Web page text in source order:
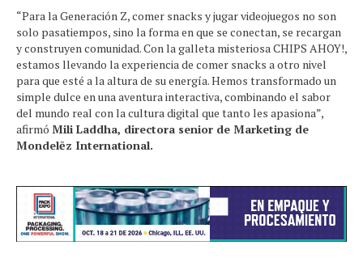
“Para la Generación Z, comer snacks y jugar videojuegos no son
solo pasatiempos, sino la forma en que se conectan, se recargan
y construyen comunidad. Con la galleta misteriosa CHIPS AHOY!,
estamos llevando la experiencia de comer snacks a otro nivel
para que esté a la altura de su energía. Hemos transformado un
simple dulce en una aventura interactiva, combinando el sabor
del mundo real con la cultura digital que tanto les apasiona”,
afirmó Mili Laddha, directora senior de Marketing de
Mondelēz International.